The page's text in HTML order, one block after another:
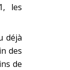
les
déjà
des
de